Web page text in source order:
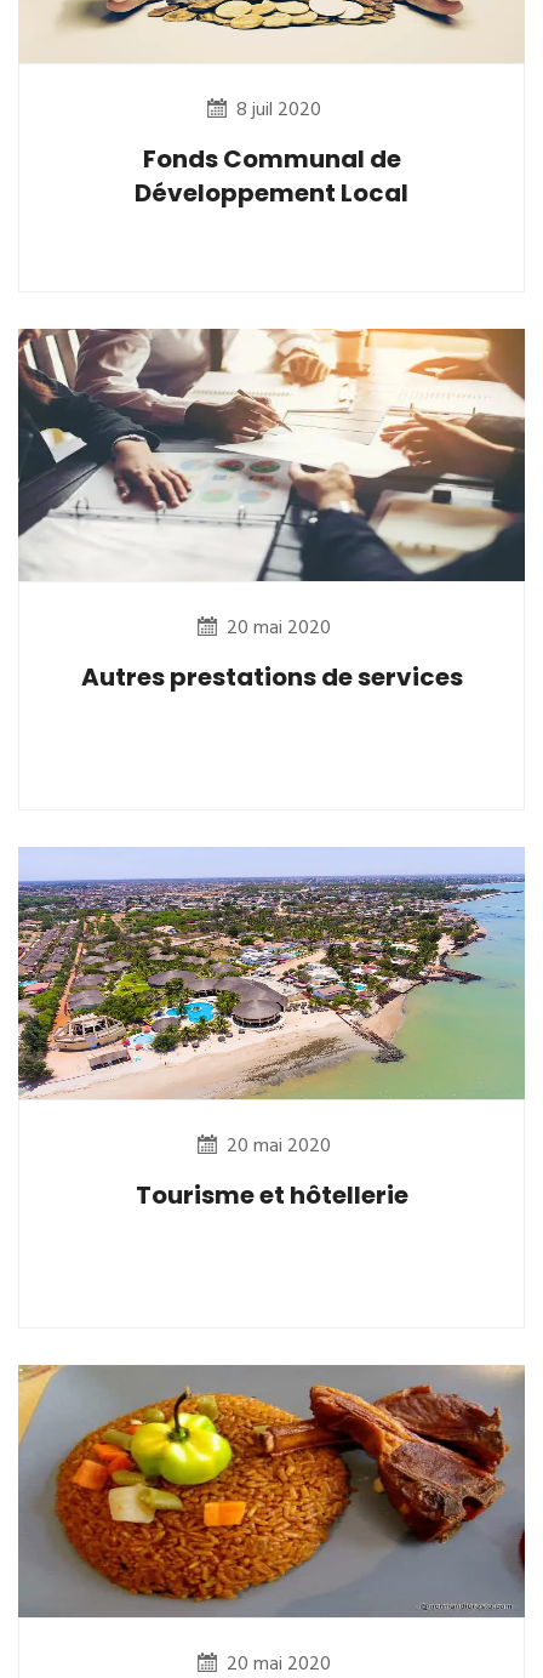
8 juil 2020
Fonds Communal de
Développement Local
20 mai 2020
Autres prestations de services
20 mai 2020
Tourisme et hôtellerie
20 mai 2020